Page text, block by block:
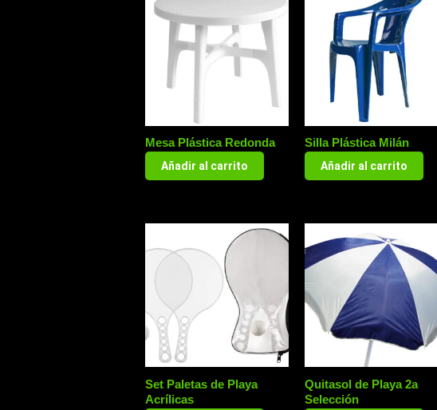
Mesa Plástica Redonda
Añadir al carrito
Silla Plástica Milán
Añadir al carrito
Set Paletas de Playa
Acrílicas
Quitasol de Playa 2a
Selección